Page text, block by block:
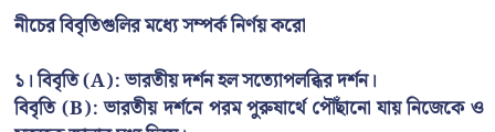
নীচের বিবৃতিগুলির মধ্যে সম্পর্ক নির্ণয় করো
১। বিবৃতি (A): ভারতীয় দর্শন হল সত্যোপলব্ধির দর্শন।
বিবৃতি (B): ভারতীয় দর্শনে পরম পুরুষার্থে পৌঁছানো যায় নিজেকে ও